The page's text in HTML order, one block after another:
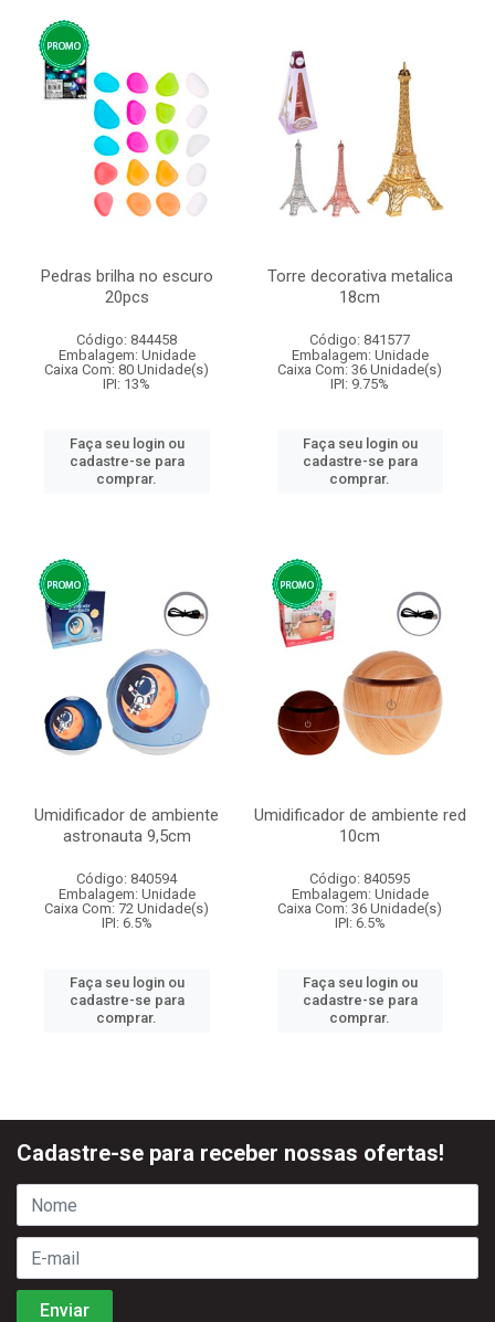
Pedras brilha no escuro
20pcs
Código: 844458
Embalagem: Unidade
Caixa Com: 80 Unidade(s)
IPI: 13%
Faça seu login ou
cadastre-se para
comprar.
Torre decorativa metalica
18cm
Código: 841577
Embalagem: Unidade
Caixa Com: 36 Unidade(s)
IPI: 9.75%
Faça seu login ou
cadastre-se para
comprar.
Umidificador de ambiente
astronauta 9,5cm
Código: 840594
Embalagem: Unidade
Caixa Com: 72 Unidade(s)
IPI: 6.5%
Faça seu login ou
cadastre-se para
comprar.
Umidificador de ambiente red
10cm
Código: 840595
Embalagem: Unidade
Caixa Com: 36 Unidade(s)
IPI: 6.5%
Faça seu login ou
cadastre-se para
comprar.
Cadastre-se para receber nossas ofertas!